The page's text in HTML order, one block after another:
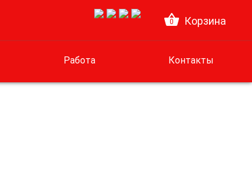
0 Корзина
Работа Контакты